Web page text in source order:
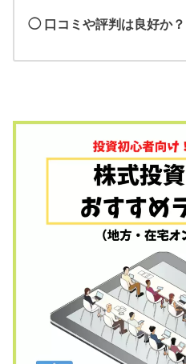
◯ 口コミや評判は良好か？